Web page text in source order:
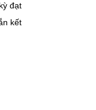
đạt
kết